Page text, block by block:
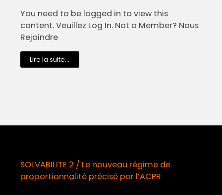
You need to be logged in to view this
content. Veuillez Log In. Not a Member? Nous
Rejoindre
Lire la suite...
SOLVABILITE 2 / Le nouveau régime de
proportionnalité précisé par l’ACPR